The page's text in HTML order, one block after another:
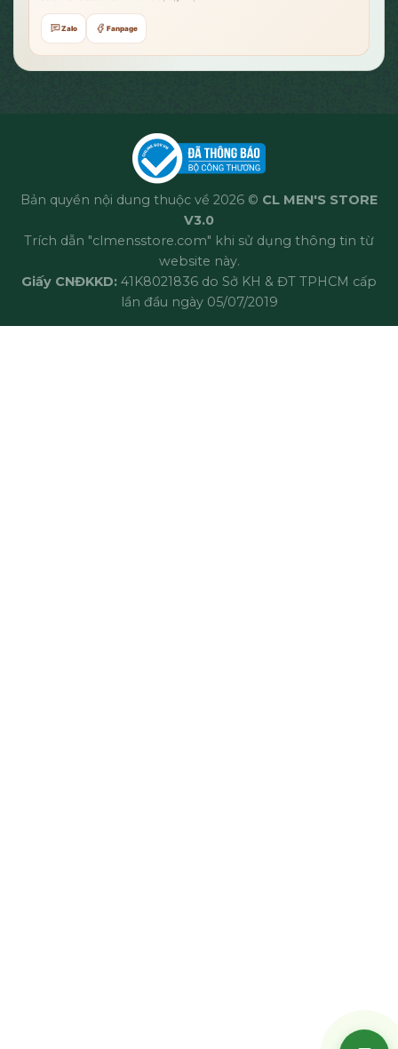
Zalo Fanpage
Bản quyền nội dung thuộc về 2026 © CL MEN'S STORE
V3.0
Trích dẫn "clmensstore.com" khi sử dụng thông tin từ
website này.
Giấy CNĐKKD: 41K8021836 do Sở KH & ĐT TPHCM cấp
lần đầu ngày 05/07/2019